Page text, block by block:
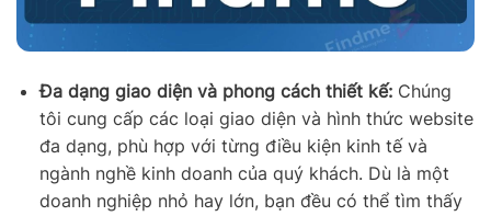
Đa dạng giao diện và phong cách thiết kế:Chúng
tôi cung cấp các loại giao diện và hình thức website
đa dạng, phù hợp với từng điều kiện kinh tế và
ngành nghề kinh doanh của quý khách. Dù là một
doanh nghiệp nhỏ hay lớn, bạn đều có thể tìm thấy